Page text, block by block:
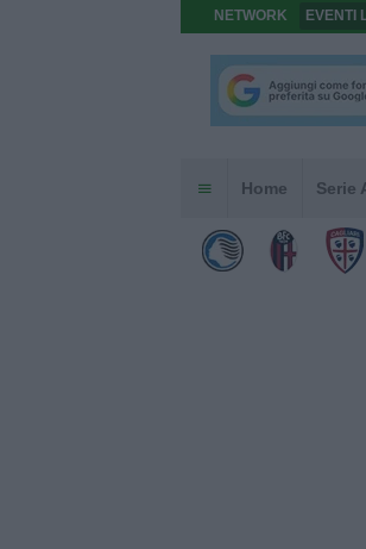
NETWORK EVENTI
Home Serie